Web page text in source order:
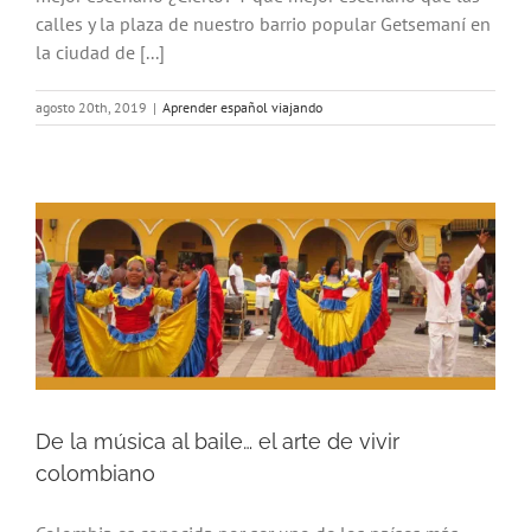
calles y la plaza de nuestro barrio popular Getsemaní en
la ciudad de [...]
agosto 20th, 2019 | Aprender español viajando
De la música al baile… el arte de vivir
colombiano